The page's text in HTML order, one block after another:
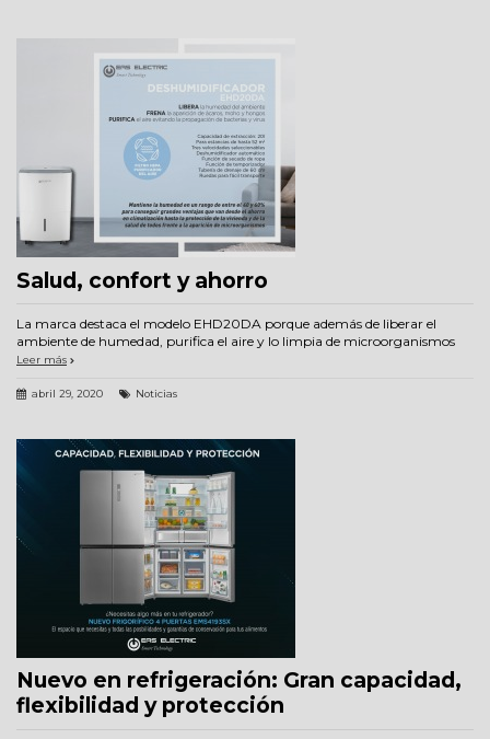
Salud, confort y ahorro
La marca destaca el modelo EHD20DA porque además de liberar el
ambiente de humedad, purifica el aire y lo limpia de microorganismos
Leer más
abril 29, 2020 Noticias
Nuevo en refrigeración: Gran capacidad,
flexibilidad y protección